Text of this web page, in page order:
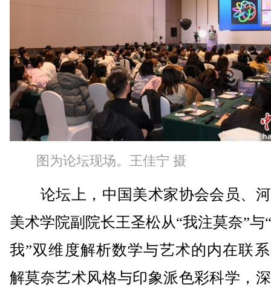
图为论坛现场。王佳宁 摄
论坛上，中国美术家协会会员、
美术学院副院长王圣松从“我注莫奈”与
我”双维度解析数学与艺术的内在联
解莫奈艺术风格与印象派色彩科学，